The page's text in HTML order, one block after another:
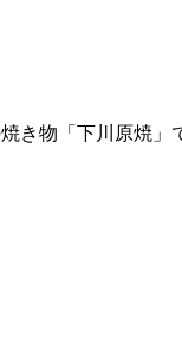
き物「下川原焼